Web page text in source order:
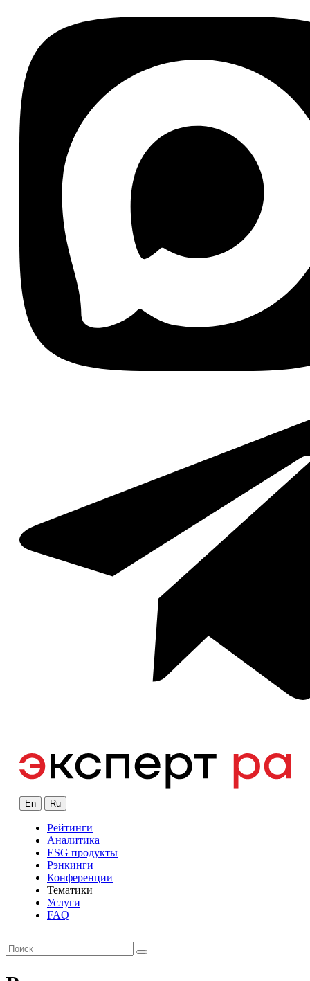
En Ru
Рейтинги
Аналитика
ESG продукты
Рэнкинги
Конференции
Тематики
Услуги
FAQ